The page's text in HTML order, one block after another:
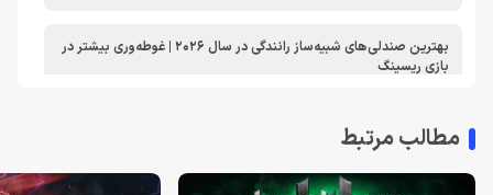
بهترین صندلی‌های شبیه‌ساز رانندگی در سال 2026 | غوطه‌وری بیشتر در
بازی ریسینگ
مطالب مرتبط